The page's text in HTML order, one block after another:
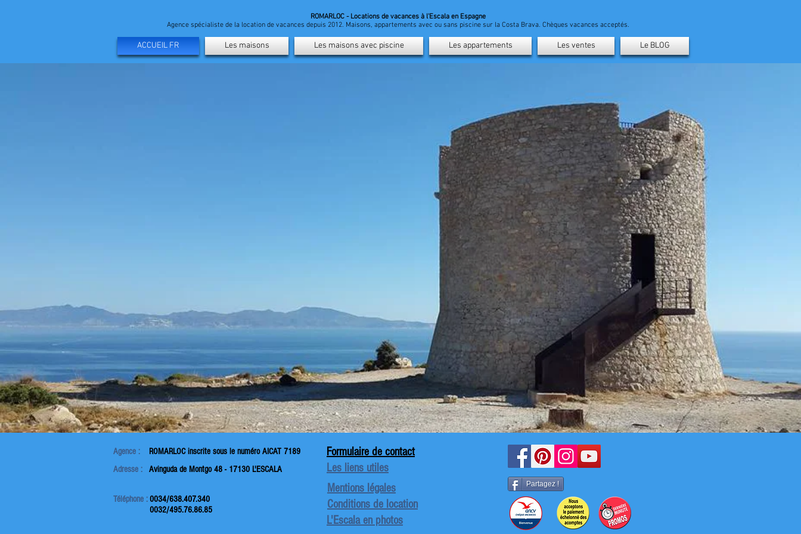
ROMARLOC - Locations de vacances à l'Escala en Espagne
Agence spécialiste de la location de vacances depuis 2012. Maisons, appartements avec ou sans piscine sur la Costa Brava. Chèques vacances acceptés.
ACCUEIL FR Les maisons Les maisons avec piscine Les appartements Les ventes Le BLOG
LES MAISONS
LES MAISONS
AVEC PISCINE
Locations et ventes
immobilières à
l'Escala - Costa Brava
LES APPARTEMENTS LES VENTES
Agence : ROMARLOC inscrite sous le numéro AICAT 7189
Adresse :
Avinguda de Montgo 48 - 17130 L'ESCALA
Téléphone :0034/638.407.340
0032/495.76.86.85
Formulaire de contact
Les liens utiles
Mentions légales
Conditions de location
L'Escala en photos
Partagez !